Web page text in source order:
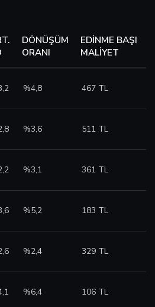
DÖNÜŞÜM
ORANI
EDINME BAŞI
MALIYET
%4,8 467 TL
%3,6 511 TL
%3,1 361 TL
%5,2 183 TL
%2,4 329 TL
%6,4 106 TL